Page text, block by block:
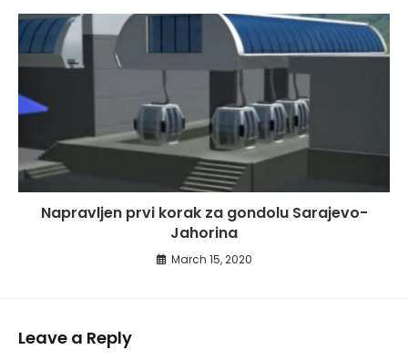
Napravljen prvi korak za gondolu Sarajevo-
Jahorina
March 15, 2020
Leave a Reply